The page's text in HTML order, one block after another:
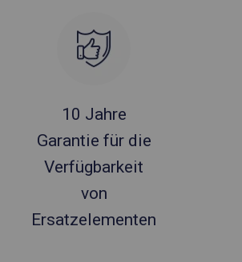
10 Jahre
Garantie für die
Verfügbarkeit
von
Ersatzelementen